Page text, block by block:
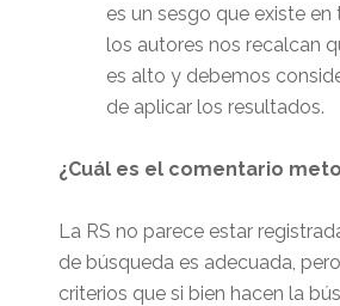
es un sesgo que existe
los autores nos recalcan
es alto y debemos
de aplicar los resultados.
¿Cuál es el comentario
La RS no parece estar
de búsqueda es adecuada,
criterios que si bien hacen la